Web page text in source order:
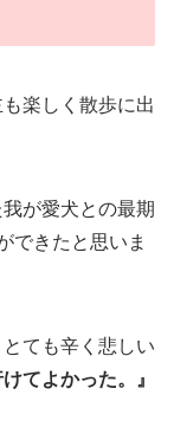
楽しく散歩に出
が愛犬との最期
できたと思いま
ても辛く悲しい
てよかった。』